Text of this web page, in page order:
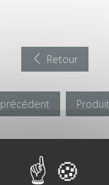
Retour